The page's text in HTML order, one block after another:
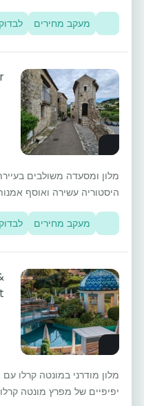
מעקב מחירים
מלון ומסעדה משולבים
היסטוריה עשירה ואוסף
מעקב מחירים
מלון מודרני במונטה קרלו עם
יפיפיים של מפרץ מונטה